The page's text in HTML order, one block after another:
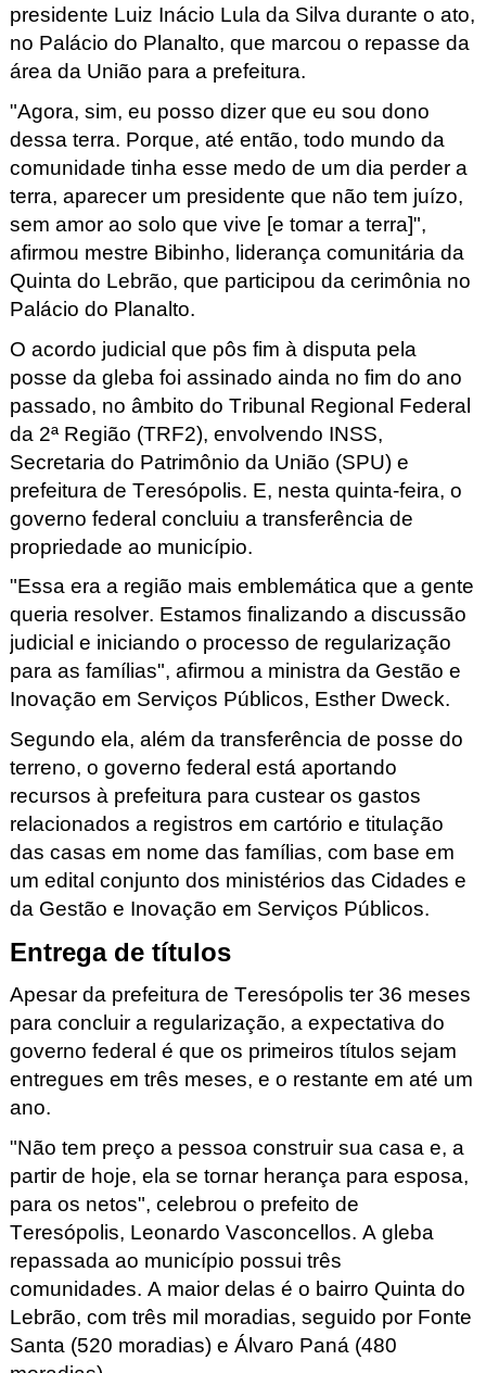
presidente Luiz Inácio Lula da Silva durante o ato,
no Palácio do Planalto, que marcou o repasse da
área da União para a prefeitura.
"Agora, sim, eu posso dizer que eu sou dono
dessa terra. Porque, até então, todo mundo da
comunidade tinha esse medo de um dia perder a
terra, aparecer um presidente que não tem juízo,
sem amor ao solo que vive [e tomar a terra]",
afirmou mestre Bibinho, liderança comunitária da
Quinta do Lebrão, que participou da cerimônia no
Palácio do Planalto.
O acordo judicial que pôs fim à disputa pela
posse da gleba foi assinado ainda no fim do ano
passado, no âmbito do Tribunal Regional Federal
da 2ª Região (TRF2), envolvendo INSS,
Secretaria do Patrimônio da União (SPU) e
prefeitura de Teresópolis. E, nesta quinta-feira, o
governo federal concluiu a transferência de
propriedade ao município.
"Essa era a região mais emblemática que a gente
queria resolver. Estamos finalizando a discussão
judicial e iniciando o processo de regularização
para as famílias", afirmou a ministra da Gestão e
Inovação em Serviços Públicos, Esther Dweck.
Segundo ela, além da transferência de posse do
terreno, o governo federal está aportando
recursos à prefeitura para custear os gastos
relacionados a registros em cartório e titulação
das casas em nome das famílias, com base em
um edital conjunto dos ministérios das Cidades e
da Gestão e Inovação em Serviços Públicos.
Entrega de títulos
Apesar da prefeitura de Teresópolis ter 36 meses
para concluir a regularização, a expectativa do
governo federal é que os primeiros títulos sejam
entregues em três meses, e o restante em até um
ano.
"Não tem preço a pessoa construir sua casa e, a
partir de hoje, ela se tornar herança para esposa,
para os netos", celebrou o prefeito de
Teresópolis, Leonardo Vasconcellos. A gleba
repassada ao município possui três
comunidades. A maior delas é o bairro Quinta do
Lebrão, com três mil moradias, seguido por Fonte
Santa (520 moradias) e Álvaro Paná (480